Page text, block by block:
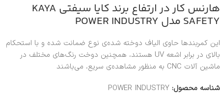
هارنس کار در ارتفاع برند کایا سیفتی KAYA
SAFETY مدل POWER INDUSTRY
این کمربندها حاوی الیاف دوخته شده‌ی نوع ضمانت شده و با استحکام
بالای در برابر اشعه UV هستند، همچنین دوخت رنگ‌های مختلف در
ماشین آلات CNC به منظور مشاهده‌ی سریع، می‌باشند
شناسه محصول: POWER INDUSTRY